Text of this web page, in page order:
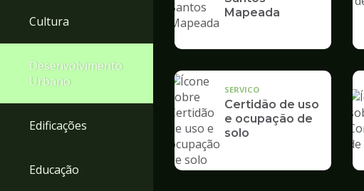
Cultura
Desenvolvimento
Urbano
Edificações
Educação
Mapeada
SERVICO
Certidão de uso
e ocupação de
solo